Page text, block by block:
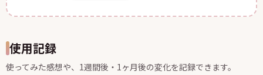
使用記録
使ってみた感想や、1週間後・1ヶ月後の変化を記録できます。